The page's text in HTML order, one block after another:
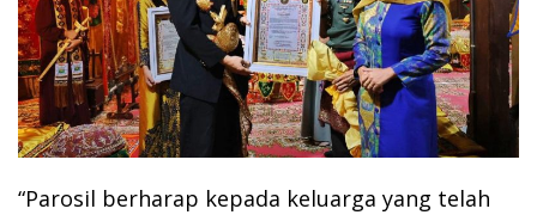
“Parosil berharap kepada keluarga yang telah